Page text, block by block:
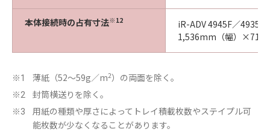
本体接続時の占有寸法※12
iR-ADV 4945F／
1,536mm（幅）
※1 薄紙（52～59g／m2）の両面を除く。
※2 封筒横送りを除く。
※3
用紙の種類や厚さによってトレイ積載枚数やステイプル可
能枚数が少なくなることがあります。